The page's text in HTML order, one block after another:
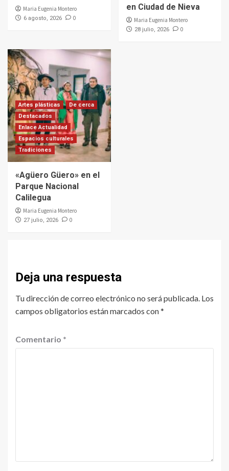
Maria Eugenia Montero
6 agosto, 2026 0
en Ciudad de Nieva
Maria Eugenia Montero
28 julio, 2026 0
Artes plásticas
De cerca
Destacados
Enlace Actualidad
Espacios culturales
Tradiciones
«Agüero Güero» en el
Parque Nacional
Calilegua
Maria Eugenia Montero
27 julio, 2026 0
Deja una respuesta
Tu dirección de correo electrónico no será publicada. Los
campos obligatorios están marcados con*
Comentario *